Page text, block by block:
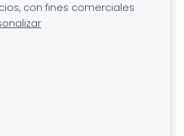
con fines comerciales